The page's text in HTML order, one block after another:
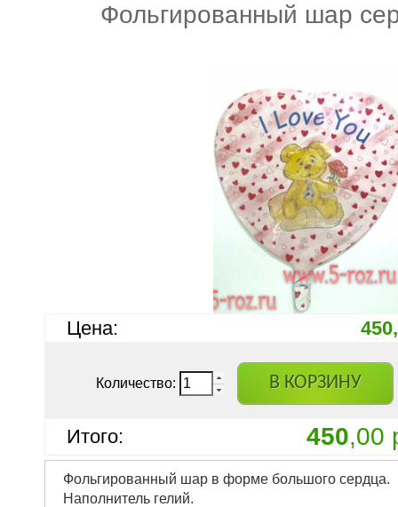
Фольгированный шар
Цена:
Количество: В КОРЗИНУ
Итого: 450,00
Фольгированный шар в форме большого сердца.
Наполнитель гелий.